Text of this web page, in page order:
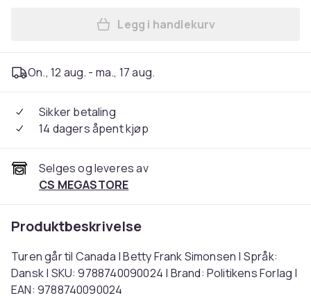
Legg Turen går til Canada
Legg i handlekurv
On., 12 aug. - ma., 17 aug.
Sikker betaling
14 dagers åpent kjøp
Selges og leveres av
CS MEGASTORE
Produktbeskrivelse
Turen går til Canada | Betty Frank Simonsen | Språk:
Dansk | SKU: 9788740090024 | Brand: Politikens Forlag |
EAN: 9788740090024